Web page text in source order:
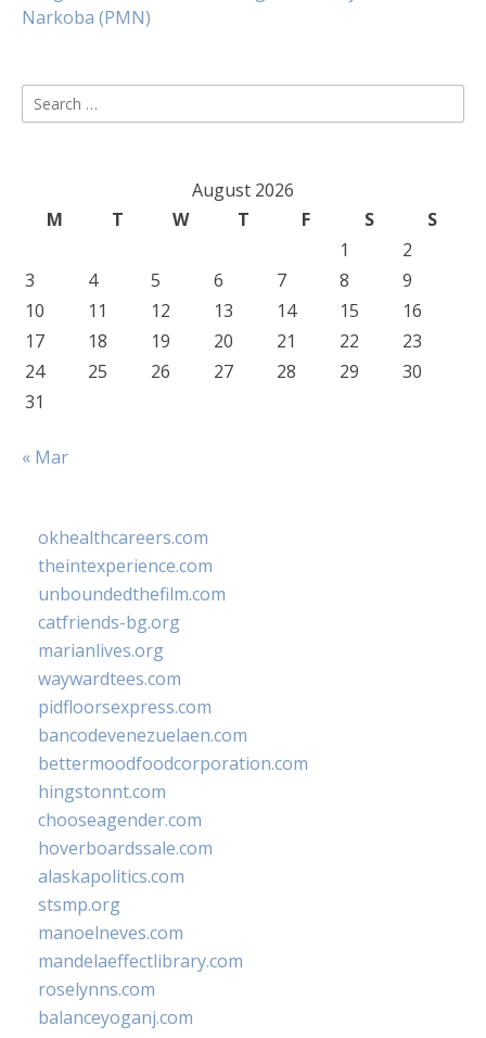
Narkoba (PMN)
Search
for:
August 2026
M
T W T F S
S
1
2
3
4 5 6 7 8
9
10
11 12 13 14 15
16
17
18 19 20 21 22
23
24
25 26 27 28 29
30
31
« Mar
okhealthcareers.com
theintexperience.com
unboundedthefilm.com
catfriends-bg.org
marianlives.org
waywardtees.com
pidfloorsexpress.com
bancodevenezuelaen.com
bettermoodfoodcorporation.com
hingstonnt.com
chooseagender.com
hoverboardssale.com
alaskapolitics.com
stsmp.org
manoelneves.com
mandelaeffectlibrary.com
roselynns.com
balanceyoganj.com